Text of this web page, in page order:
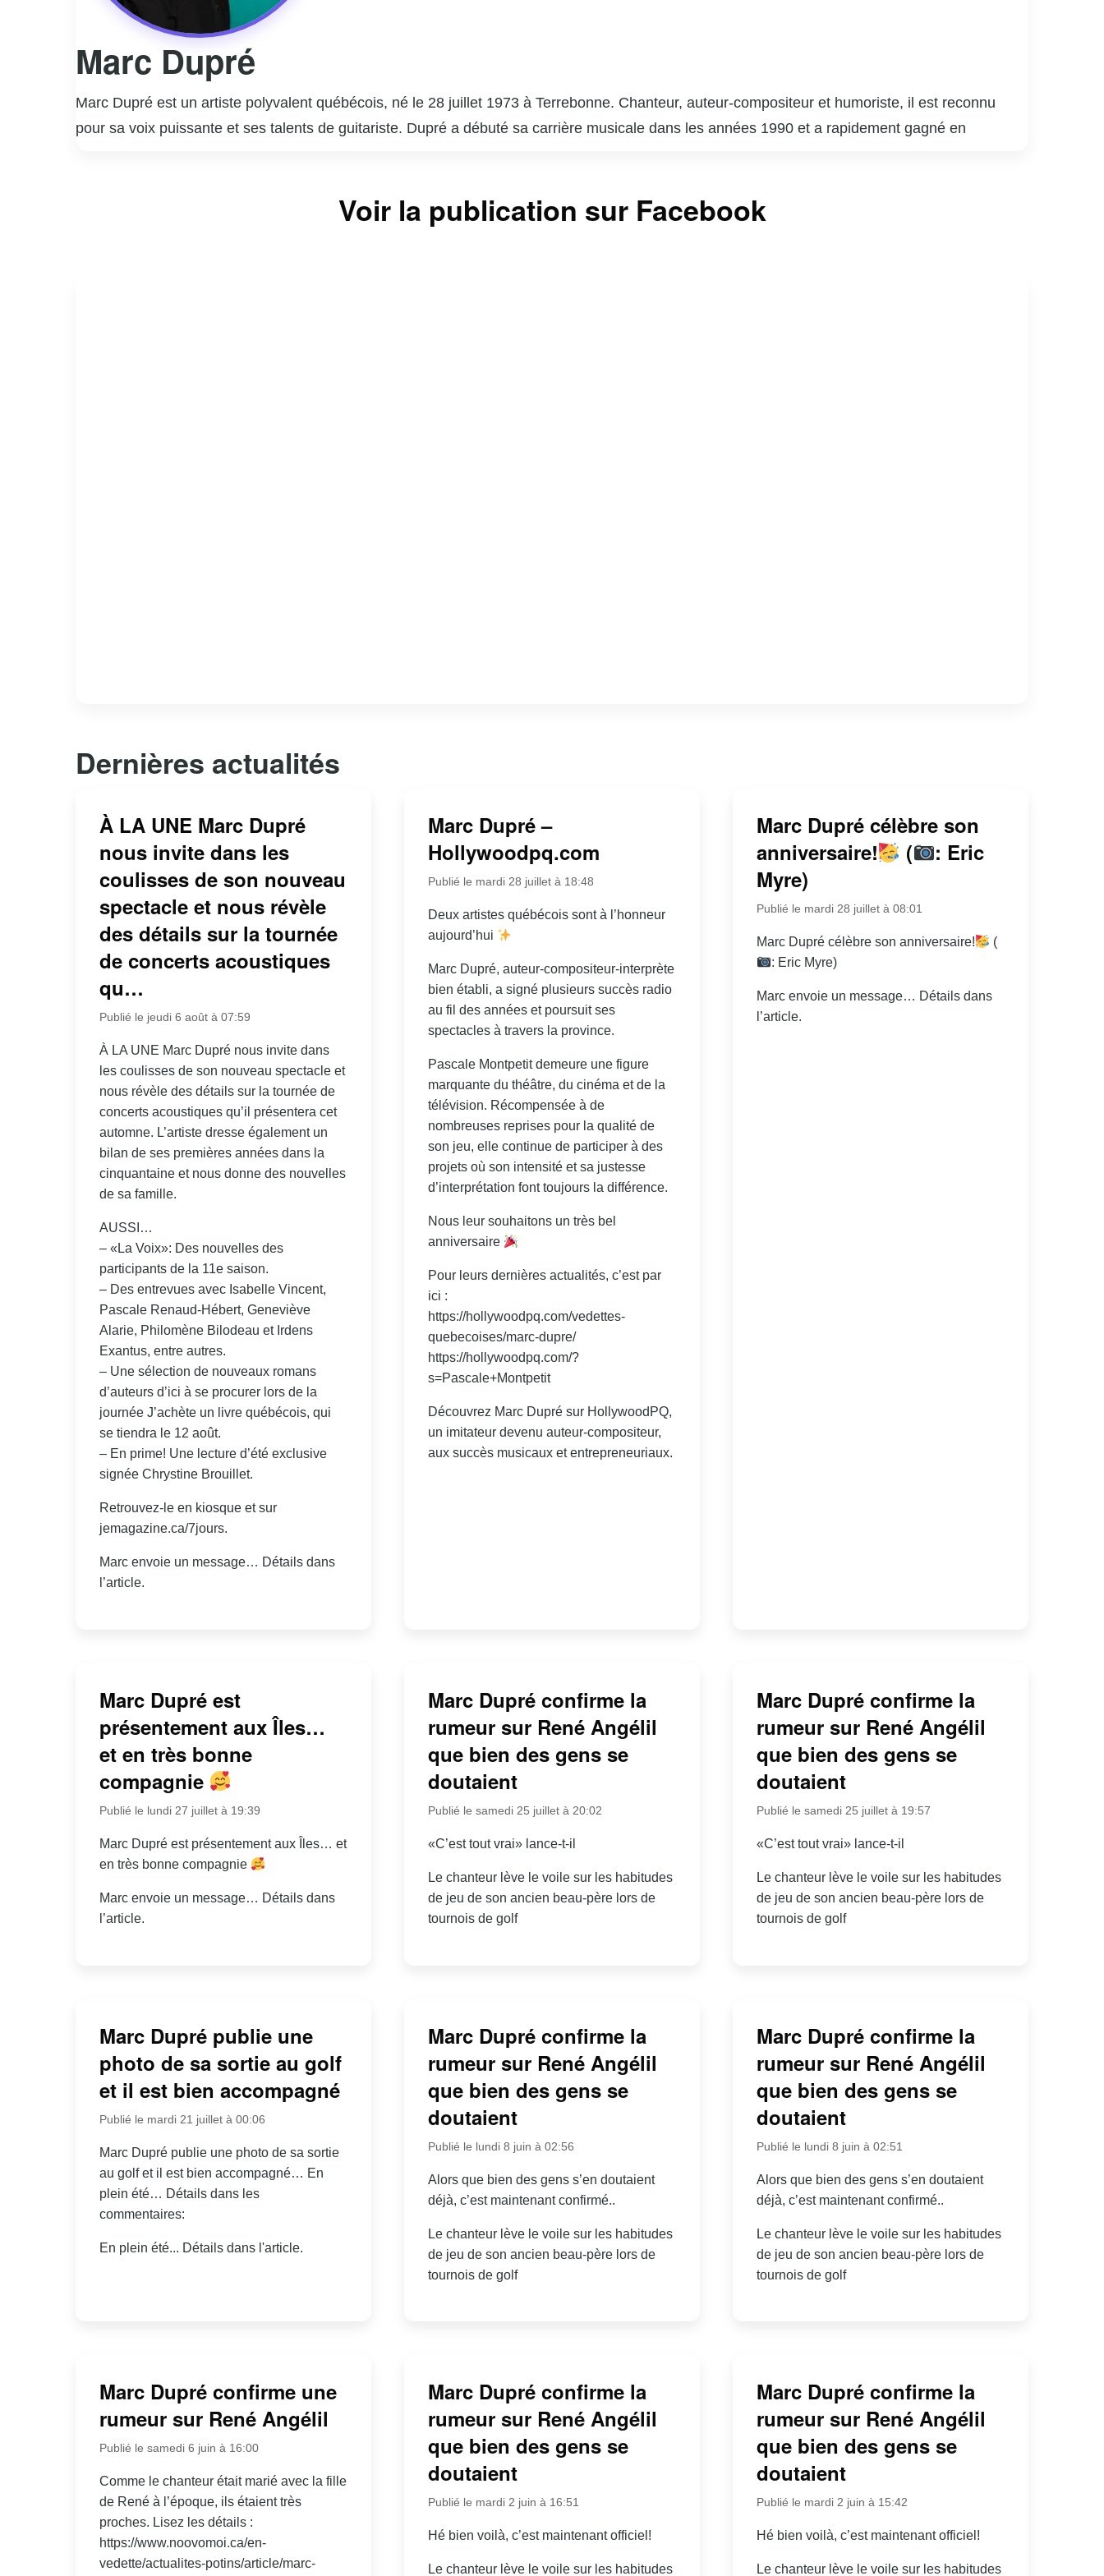
Marc Dupré
Marc Dupré est un artiste polyvalent québécois, né le 28 juillet 1973 à Terrebonne. Chanteur, auteur-compositeur et humoriste, il est reconnu
pour sa voix puissante et ses talents de guitariste. Dupré a débuté sa carrière musicale dans les années 1990 et a rapidement gagné en
nombreux talents émergents à se faire connaître. Son engagement envers la musique et son charisme lui ont valu plusieurs prix et distinctions,
Voir la publication sur Facebook
Dernières actualités
À LA UNE Marc Dupré
nous invite dans les
coulisses de son nouveau
spectacle et nous révèle
des détails sur la tournée
de concerts acoustiques
qu…
Publié le jeudi 6 août à 07:59
À LA UNE Marc Dupré nous invite dans
les coulisses de son nouveau spectacle et
nous révèle des détails sur la tournée de
concerts acoustiques qu’il présentera cet
automne. L’artiste dresse également un
bilan de ses premières années dans la
cinquantaine et nous donne des nouvelles
de sa famille.
AUSSI…
– «La Voix»: Des nouvelles des
participants de la 11e saison.
– Des entrevues avec Isabelle Vincent,
Pascale Renaud-Hébert, Geneviève
Alarie, Philomène Bilodeau et Irdens
Exantus, entre autres.
– Une sélection de nouveaux romans
d’auteurs d’ici à se procurer lors de la
journée J’achète un livre québécois, qui
se tiendra le 12 août.
– En prime! Une lecture d’été exclusive
signée Chrystine Brouillet.
Retrouvez-le en kiosque et sur
jemagazine.ca/7jours.
Marc envoie un message… Détails dans
l’article.
Marc Dupré –
Hollywoodpq.com
Publié le mardi 28 juillet à 18:48
Deux artistes québécois sont à l’honneur
aujourd’hui
Marc Dupré, auteur-compositeur-interprète
bien établi, a signé plusieurs succès radio
au fil des années et poursuit ses
spectacles à travers la province.
Pascale Montpetit demeure une figure
marquante du théâtre, du cinéma et de la
télévision. Récompensée à de
nombreuses reprises pour la qualité de
son jeu, elle continue de participer à des
projets où son intensité et sa justesse
d’interprétation font toujours la différence.
Nous leur souhaitons un très bel
anniversaire
Pour leurs dernières actualités, c’est par
ici :
https://hollywoodpq.com/vedettes-
quebecoises/marc-dupre/
https://hollywoodpq.com/?
s=Pascale+Montpetit
Découvrez Marc Dupré sur HollywoodPQ,
un imitateur devenu auteur-compositeur,
aux succès musicaux et entrepreneuriaux.
Marc Dupré célèbre son
anniversaire!
(
: Eric
Myre)
Publié le mardi 28 juillet à 08:01
Marc Dupré célèbre son anniversaire!
(
: Eric Myre)
Marc envoie un message… Détails dans
l’article.
Marc Dupré est
présentement aux Îles…
et en très bonne
compagnie
Publié le lundi 27 juillet à 19:39
Marc Dupré est présentement aux Îles… et
en très bonne compagnie
Marc envoie un message… Détails dans
l’article.
Marc Dupré confirme la
rumeur sur René Angélil
que bien des gens se
doutaient
Publié le samedi 25 juillet à 20:02
«C’est tout vrai» lance-t-il
Le chanteur lève le voile sur les habitudes
de jeu de son ancien beau-père lors de
tournois de golf
Marc Dupré confirme la
rumeur sur René Angélil
que bien des gens se
doutaient
Publié le samedi 25 juillet à 19:57
«C’est tout vrai» lance-t-il
Le chanteur lève le voile sur les habitudes
de jeu de son ancien beau-père lors de
tournois de golf
Marc Dupré publie une
photo de sa sortie au golf
et il est bien accompagné
Publié le mardi 21 juillet à 00:06
Marc Dupré publie une photo de sa sortie
au golf et il est bien accompagné… En
plein été… Détails dans les
commentaires:
En plein été... Détails dans l'article.
Marc Dupré confirme la
rumeur sur René Angélil
que bien des gens se
doutaient
Publié le lundi 8 juin à 02:56
Alors que bien des gens s’en doutaient
déjà, c’est maintenant confirmé..
Le chanteur lève le voile sur les habitudes
de jeu de son ancien beau-père lors de
tournois de golf
Marc Dupré confirme la
rumeur sur René Angélil
que bien des gens se
doutaient
Publié le lundi 8 juin à 02:51
Alors que bien des gens s’en doutaient
déjà, c’est maintenant confirmé..
Le chanteur lève le voile sur les habitudes
de jeu de son ancien beau-père lors de
tournois de golf
Marc Dupré confirme une
rumeur sur René Angélil
Publié le samedi 6 juin à 16:00
Comme le chanteur était marié avec la fille
de René à l’époque, ils étaient très
proches. Lisez les détails :
https://www.noovomoi.ca/en-
vedette/actualites-potins/article/marc-
Marc Dupré confirme la
rumeur sur René Angélil
que bien des gens se
doutaient
Publié le mardi 2 juin à 16:51
Hé bien voilà, c’est maintenant officiel!
Le chanteur lève le voile sur les habitudes
Marc Dupré confirme la
rumeur sur René Angélil
que bien des gens se
doutaient
Publié le mardi 2 juin à 15:42
Hé bien voilà, c’est maintenant officiel!
Le chanteur lève le voile sur les habitudes